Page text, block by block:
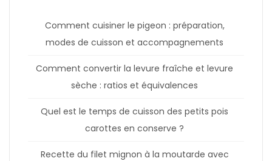
Comment cuisiner le pigeon : préparation,
modes de cuisson et accompagnements
Comment convertir la levure fraîche et levure
sèche : ratios et équivalences
Quel est le temps de cuisson des petits pois
carottes en conserve ?
Recette du filet mignon à la moutarde avec